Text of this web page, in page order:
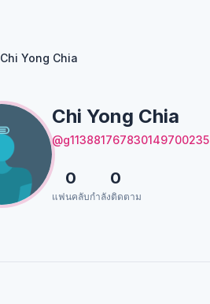
Chi Yong Chia
Chi Yong Chia
@g113881767830149700235
0
แฟนคลับ
0
กำลังติดตาม